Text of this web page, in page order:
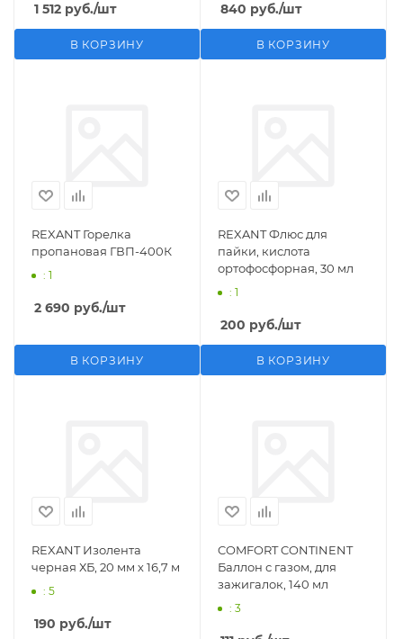
1 512 руб./шт
В КОРЗИНУ
840 руб./шт
В КОРЗИНУ
REXANT Горелка
пропановая ГВП-400К
: 1
2 690 руб./шт
В КОРЗИНУ
REXANT Флюс для
пайки, кислота
ортофосфорная, 30 мл
: 1
200 руб./шт
В КОРЗИНУ
REXANT Изолента
черная ХБ, 20 мм х 16,7 м
: 5
190 руб./шт
COMFORT CONTINENT
Баллон с газом, для
зажигалок, 140 мл
: 3